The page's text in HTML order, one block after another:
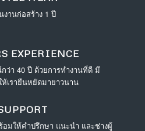
งานก่อสร้าง 1 ปี
EXPERIENCE
ว่า 40 ปี ด้วยการทำงานที่ดี มี
เรายืนหยัดมายาวนาน
มให้คำปรึกษา แนะนำ และช่างผู้